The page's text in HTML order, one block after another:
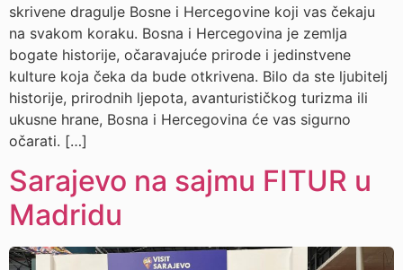
skrivene dragulje Bosne i Hercegovine koji vas čekaju
na svakom koraku. Bosna i Hercegovina je zemlja
bogate historije, očaravajuće prirode i jedinstvene
kulture koja čeka da bude otkrivena. Bilo da ste ljubitelj
historije, prirodnih ljepota, avanturističkog turizma ili
ukusne hrane, Bosna i Hercegovina će vas sigurno
očarati. […]
Sarajevo na sajmu FITUR u
Madridu